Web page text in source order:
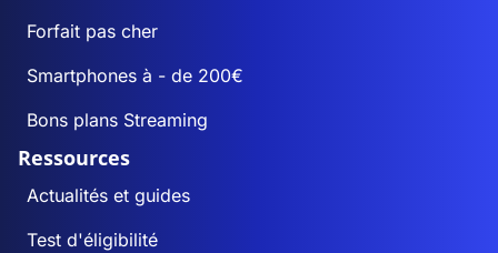
Forfait pas cher
Smartphones à - de 200€
Bons plans Streaming
Ressources
Actualités et guides
Test d'éligibilité